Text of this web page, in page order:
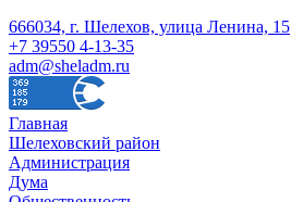
666034, г. Шелехов, улица Ленина, 15
+7 39550 4-13-35
adm@sheladm.ru
Главная
Шелеховский район
Администрация
Дума